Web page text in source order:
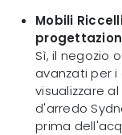
Mobili
Sì, il negozio
avanzati per
visualizzare
d'arredo
prima